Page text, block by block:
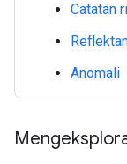
Catatan
Anomali